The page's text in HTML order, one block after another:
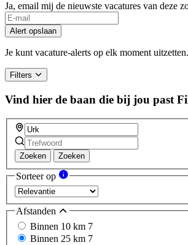
Ja, email mij de nieuwste vacatures van deze
If
you
are
a
ignore
this
field
Alert opslaan
Je kunt vacature-alerts op elk moment uitzetten.
Filters
Vind hier de baan die bij jou past
Zoeken Zoeken
Sorteer op
Afstanden
Binnen 10 km 7
Binnen 25 km 7